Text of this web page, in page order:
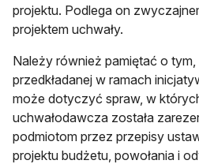
projektu. Podlega on
projektem uchwały.
Należy również pamiętać o
przedkładanej w ramach
może dotyczyć spraw, w
uchwałodawcza została
podmiotom przez przepisy
projektu budżetu, powołania i